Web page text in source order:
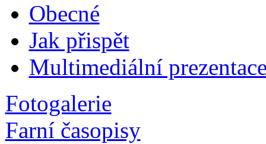
Obecné
Jak přispět
Multimediální
Fotogalerie
Farní časopisy